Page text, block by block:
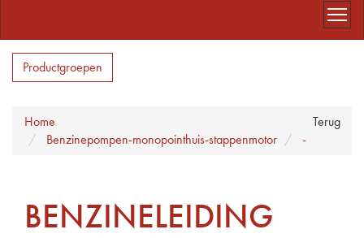
Productgroepen
Terug
Home
Benzinepompen-monopointhuis-stappenmotor
-
BENZINELEIDING